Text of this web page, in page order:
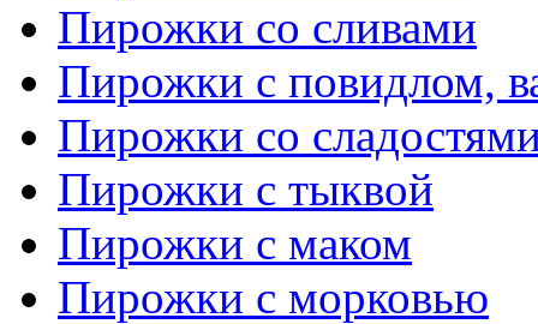
Пирожки со сливами
Пирожки с повидлом,
Пирожки со
Пирожки с тыквой
Пирожки с маком
Пирожки с морковью